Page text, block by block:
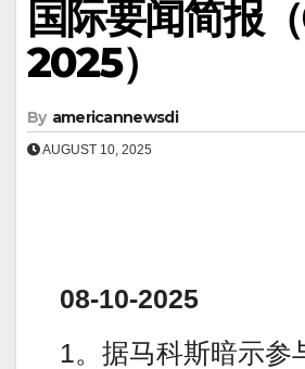
国际要闻简报
2025）
By americannewsdi
AUGUST 10, 2025
08-10-2025
1。据马科斯暗示参